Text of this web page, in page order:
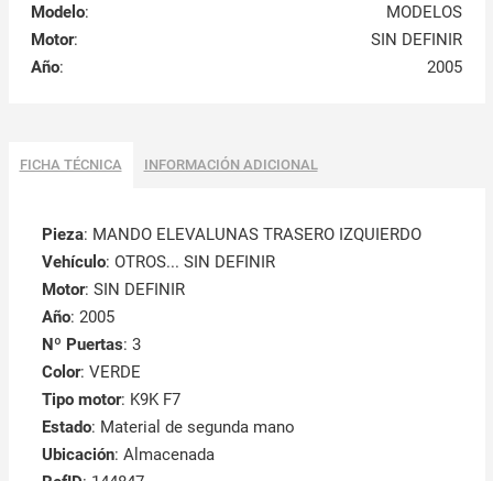
Modelo:
MODELOS
Motor:
SIN DEFINIR
Año: 2005
FICHA TÉCNICA INFORMACIÓN ADICIONAL
Pieza: MANDO ELEVALUNAS TRASERO IZQUIERDO
Vehículo: OTROS... SIN DEFINIR
Motor: SIN DEFINIR
Año: 2005
Nº Puertas: 3
Color: VERDE
Tipo motor: K9K F7
Estado: Material de segunda mano
Ubicación: Almacenada